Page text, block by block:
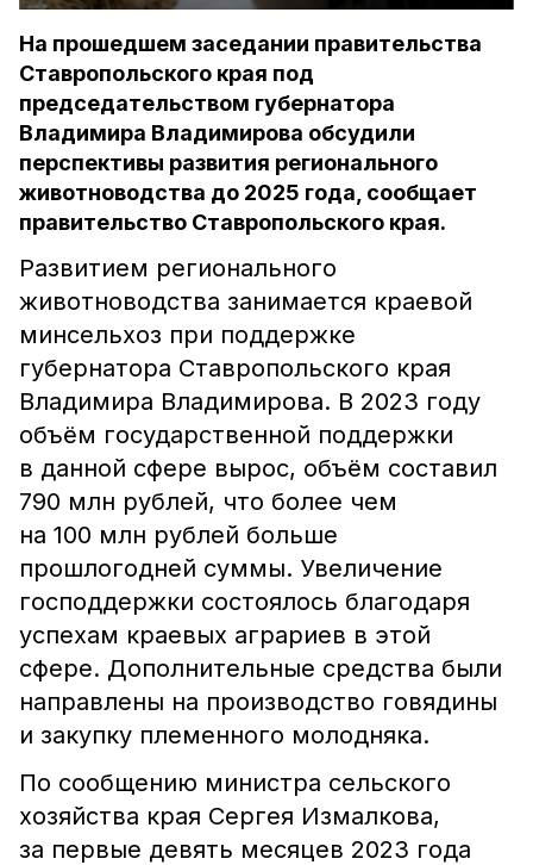
На прошедшем заседании правительства
Ставропольского края под
председательством губернатора
Владимира Владимирова обсудили
перспективы развития регионального
животноводства до 2025 года, сообщает
правительство Ставропольского края.
Развитием регионального
животноводства занимается краевой
минсельхоз при поддержке
губернатора Ставропольского края
Владимира Владимирова. В 2023 году
объём государственной поддержки
в данной сфере вырос, объём составил
790 млн рублей, что более чем
на 100 млн рублей больше
прошлогодней суммы. Увеличение
господдержки состоялось благодаря
успехам краевых аграриев в этой
сфере. Дополнительные средства были
направлены на производство говядины
и закупку племенного молодняка.
По сообщению министра сельского
хозяйства края Сергея Измалкова,
за первые девять месяцев 2023 года